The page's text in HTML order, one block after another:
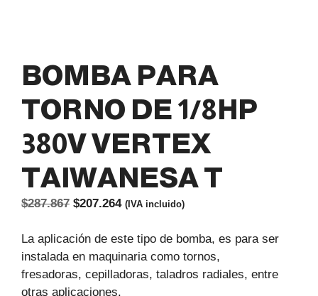
BOMBA PARA
TORNO DE 1/8HP
380V VERTEX
TAIWANESA T
$287.867 El
original
era:
$287.867.
$207.264El
actual
es:
$207.264.
(IVA incluido)
La aplicación de este tipo de bomba, es para ser
instalada en maquinaria como tornos,
fresadoras, cepilladoras, taladros radiales, entre
otras aplicaciones.